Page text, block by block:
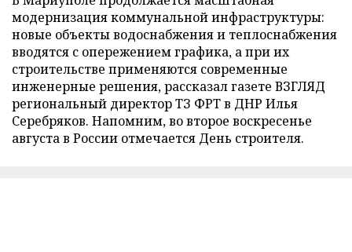
модернизация коммунальной инфраструктуры:
новые объекты водоснабжения и теплоснабжения
вводятся с опережением графика, а при их
строительстве применяются современные
инженерные решения, рассказал газете ВЗГЛЯД
региональный директор ТЗ ФРТ в ДНР Илья
Серебряков. Напомним, во второе воскресенье
августа в России отмечается День строителя.